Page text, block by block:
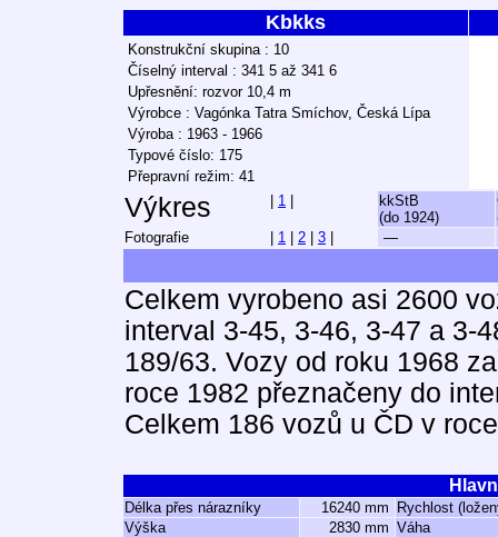
Kbkks
Konstrukční skupina : 10
Číselný interval : 341 5 až 341 6
Upřesnění: rozvor 10,4 m
Výrobce : Vagónka Tatra Smíchov, Česká Lípa
Výroba : 1963 - 1966
Typové číslo: 175
Přepravní režim: 41
Výkres 1
kkStB
(do 1924)
Fotografie
1 2 3 —
Celkem vyrobeno asi 2600
interval 3-45, 3-46, 3-47 a 3-
189/63. Vozy od roku 1968
roce 1982 přeznačeny do
Celkem 186 vozů u ČD v
Délka přes nárazníky 16240 mm
Rychlost
Výška
2830 mm Váha